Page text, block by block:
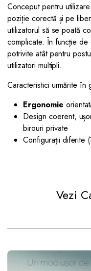
Conceput pentru
poziție corectă și pe
utilizatorul să se poată
complicate. În funcție
potrivite atât pentru
utilizatori multipli.
Caracteristici urmărite în
Ergonomie
Design coerent,
birouri private
Configurații diferite
Vezi